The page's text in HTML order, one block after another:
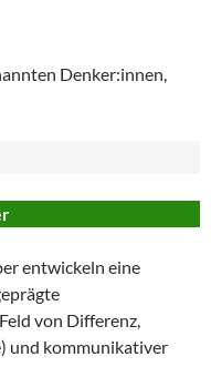
Denker:innen,
entwickeln eine
von Differenz,
und kommunikativer